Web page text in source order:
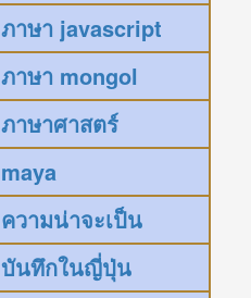
ภาษา javascript
ภาษา mongol
ภาษาศาสตร์
maya
ความน่าจะเป็น
บันทึกในญี่ปุ่น